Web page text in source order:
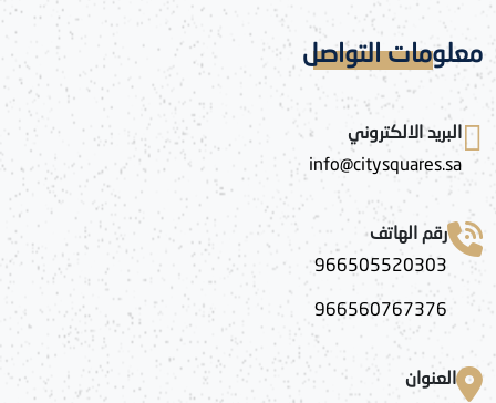
معلومات التواصل
البريد الالكتروني
info@citysquares.sa
رقم الهاتف
966505520303
966560767376
العنوان